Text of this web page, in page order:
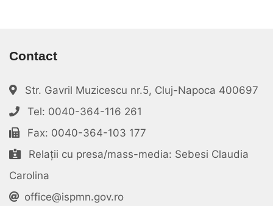
Contact
Str. Gavril Muzicescu nr.5, Cluj-Napoca 400697
Tel: 0040-364-116 261
Fax: 0040-364-103 177
Relații cu presa/mass-media: Sebesi Claudia
Carolina
office@ispmn.gov.ro